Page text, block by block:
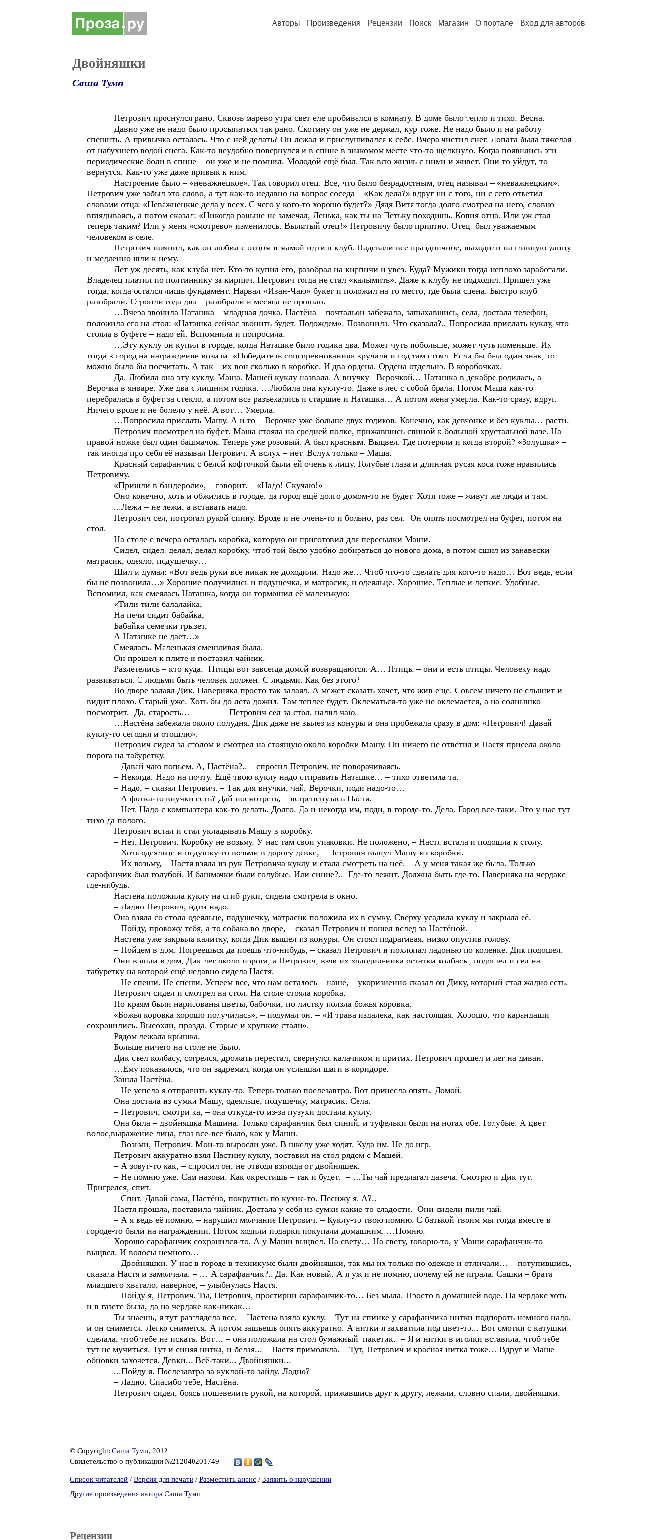
Авторы Произведения Рецензии Поиск Магазин О портале Вход для авторов
Двойняшки
Саша Тумп
Петрович проснулся рано. Сквозь марево утра свет еле пробивался в комнату. В доме было тепло и тихо. Весна.
Давно уже не надо было просыпаться так рано. Скотину он уже не держал, кур тоже. Не надо было и на работу
спешить. А привычка осталась. Что с ней делать? Он лежал и прислушивался к себе. Вчера чистил снег. Лопата была тяжелая
от набухшего водой снега. Как-то неудобно повернулся и в спине в знакомом месте что-то щелкнуло. Когда появились эти
периодические боли в спине – он уже и не помнил. Молодой ещё был. Так всю жизнь с ними и живет. Они то уйдут, то
вернутся. Как-то уже даже привык к ним.
Настроение было – «неважнецкое». Так говорил отец. Все, что было безрадостным, отец называл – «неважнецким».
Петрович уже забыл это слово, а тут как-то недавно на вопрос соседа – «Как дела?» вдруг ни с того, ни с сего ответил
словами отца: «Неважнецкие дела у всех. С чего у кого-то хорошо будет?» Дядя Витя тогда долго смотрел на него, словно
вглядываясь, а потом сказал: «Никогда раньше не замечал, Ленька, как ты на Петьку походишь. Копия отца. Или уж стал
теперь таким? Или у меня «смотрево» изменилось. Вылитый отец!» Петровичу было приятно. Отец был уважаемым
человеком в селе.
Петрович помнил, как он любил с отцом и мамой идти в клуб. Надевали все праздничное, выходили на главную улицу
и медленно шли к нему.
Лет уж десять, как клуба нет. Кто-то купил его, разобрал на кирпичи и увез. Куда? Мужики тогда неплохо заработали.
Владелец платил по полтиннику за кирпич. Петрович тогда не стал «калымить». Даже к клубу не подходил. Пришел уже
тогда, когда остался лишь фундамент. Нарвал «Иван-Чаю» букет и положил на то место, где была сцена. Быстро клуб
разобрали. Строили года два – разобрали и месяца не прошло.
…Вчера звонила Наташка – младшая дочка. Настёна – почтальон забежала, запыхавшись, села, достала телефон,
положила его на стол: «Наташка сейчас звонить будет. Подождем». Позвонила. Что сказала?.. Попросила прислать куклу, что
стояла в буфете – надо ей. Вспомнила и попросила.
…Эту куклу он купил в городе, когда Наташке было годика два. Может чуть побольше, может чуть поменьше. Их
тогда в город на награждение возили. «Победитель соцсоревнования» вручали и год там стоял. Если бы был один знак, то
можно было бы посчитать. А так – их вон сколько в коробке. И два ордена. Ордена отдельно. В коробочках.
Да. Любила она эту куклу. Маша. Машей куклу назвала. А внучку –Верочкой… Наташка в декабре родилась, а
Верочка в январе. Уже два с лишним годика. …Любила она куклу-то. Даже в лес с собой брала. Потом Маша как-то
перебралась в буфет за стекло, а потом все разъехались и старшие и Наташка… А потом жена умерла. Как-то сразу, вдруг.
Ничего вроде и не болело у неё. А вот… Умерла.
…Попросила прислать Машу. А и то – Верочке уже больше двух годиков. Конечно, как девчонке и без куклы… расти.
Петрович посмотрел на буфет. Маша стояла на средней полке, прижавшись спиной к большой хрустальной вазе. На
правой ножке был один башмачок. Теперь уже розовый. А был красным. Выцвел. Где потеряли и когда второй? «Золушка» –
так иногда про себя её называл Петрович. А вслух – нет. Вслух только – Маша.
Красный сарафанчик с белой кофточкой были ей очень к лицу. Голубые глаза и длинная русая коса тоже нравились
Петровичу.
«Пришли в бандероли», – говорит. – «Надо! Скучаю!»
Оно конечно, хоть и обжилась в городе, да город ещё долго домом-то не будет. Хотя тоже – живут же люди и там.
...Лежи – не лежи, а вставать надо.
Петрович сел, потрогал рукой спину. Вроде и не очень-то и больно, раз сел. Он опять посмотрел на буфет, потом на
стол.
На столе с вечера осталась коробка, которую он приготовил для пересылки Маши.
Сидел, сидел, делал, делал коробку, чтоб той было удобно добираться до нового дома, а потом сшил из занавески
матрасик, одеяло, подушечку…
Шил и думал: «Вот ведь руки все никак не доходили. Надо же… Чтоб что-то сделать для кого-то надо… Вот ведь, если
бы не позвонила…» Хорошие получились и подушечка, и матрасик, и одеяльце. Хорошие. Теплые и легкие. Удобные.
Вспомнил, как смеялась Наташка, когда он тормошил её маленькую:
«Тили-тили балалайка,
На печи сидит бабайка,
Бабайка семечки грызет,
А Наташке не дает…»
Смеялась. Маленькая смешливая была.
Он прошел к плите и поставил чайник.
Разлетелись – кто куда. Птицы вот завсегда домой возвращаются. А… Птицы – они и есть птицы. Человеку надо
развиваться. С людьми быть человек должен. С людьми. Как без этого?
Во дворе залаял Дик. Наверняка просто так залаял. А может сказать хочет, что жив еще. Совсем ничего не слышит и
видит плохо. Старый уже. Хоть бы до лета дожил. Там теплее будет. Оклематься-то уже не оклемается, а на солнышко
посмотрит. Да, старость… Петрович сел за стол, налил чаю.
…Настёна забежала около полудня. Дик даже не вылез из конуры и она пробежала сразу в дом: «Петрович! Давай
куклу-то сегодня и отошлю».
Петрович сидел за столом и смотрел на стоящую около коробки Машу. Он ничего не ответил и Настя присела около
порога на табуретку.
– Давай чаю попьем. А, Настёна?.. – спросил Петрович, не поворачиваясь.
– Некогда. Надо на почту. Ещё твою куклу надо отправить Наташке… – тихо ответила та.
– Надо, – сказал Петрович. – Так для внучки, чай, Верочки, поди надо-то…
– А фотка-то внучки есть? Дай посмотреть, – встрепенулась Настя.
– Нет. Надо с компьютера как-то делать. Долго. Да и некогда им, поди, в городе-то. Дела. Город все-таки. Это у нас тут
тихо да полого.
Петрович встал и стал укладывать Машу в коробку.
– Нет, Петрович. Коробку не возьму. У нас там свои упаковки. Не положено, – Настя встала и подошла к столу.
– Хоть одеяльце и подушку-то возьми в дорогу девке, – Петрович вынул Машу из коробки.
– Их возьму, – Настя взяла из рук Петровича куклу и стала смотреть на неё. – А у меня такая же была. Только
сарафанчик был голубой. И башмачки были голубые. Или синие?.. Где-то лежит. Должна быть где-то. Наверняка на чердаке
где-нибудь.
Настена положила куклу на сгиб руки, сидела смотрела в окно.
– Ладно Петрович, идти надо.
Она взяла со стола одеяльце, подушечку, матрасик положила их в сумку. Сверху усадила куклу и закрыла её.
– Пойду, провожу тебя, а то собака во дворе, – сказал Петрович и пошел вслед за Настёной.
Настена уже закрыла калитку, когда Дик вышел из конуры. Он стоял подрагивая, низко опустив голову.
– Пойдем в дом. Погреешься да поешь что-нибудь, – сказал Петрович и похлопал ладонью по коленке. Дик подошел.
Они вошли в дом, Дик лег около порога, а Петрович, взяв их холодильника остатки колбасы, подошел и сел на
табуретку на которой ещё недавно сидела Настя.
– Не спеши. Не спеши. Успеем все, что нам осталось – наше, – укоризненно сказал он Дику, который стал жадно есть.
Петрович сидел и смотрел на стол. На столе стояла коробка.
По краям были нарисованы цветы, бабочки, по листку ползла божья коровка.
«Божья коровка хорошо получилась», – подумал он. – «И трава издалека, как настоящая. Хорошо, что карандаши
сохранились. Высохли, правда. Старые и хрупкие стали».
Рядом лежала крышка.
Больше ничего на столе не было.
Дик съел колбасу, согрелся, дрожать перестал, свернулся калачиком и притих. Петрович прошел и лег на диван.
…Ему показалось, что он задремал, когда он услышал шаги в коридоре.
Зашла Настёна.
– Не успела я отправить куклу-то. Теперь только послезавтра. Вот принесла опять. Домой.
Она достала из сумки Машу, одеяльце, подушечку, матрасик. Села.
– Петрович, смотри ка, – она откуда-то из-за пузухи достала куклу.
Она была – двойняшка Машина. Только сарафанчик был синий, и туфельки были на ногах обе. Голубые. А цвет
волос,выражение лица, глаз все-все было, как у Маши.
– Возьми, Петрович. Мои-то выросли уже. В школу уже ходят. Куда им. Не до игр.
Петрович аккуратно взял Настину куклу, поставил на стол рядом с Машей.
– А зовут-то как, – спросил он, не отводя взгляда от двойняшек.
– Не помню уже. Сам назови. Как окрестишь – так и будет. – …Ты чай предлагал давеча. Смотрю и Дик тут.
Пригрелся, спит.
– Спит. Давай сама, Настёна, покрутись по кухне-то. Посижу я. А?..
Настя прошла, поставила чайник. Достала у себя из сумки какие-то сладости. Они сидели пили чай.
– А я ведь её помню, – нарушил молчание Петрович. – Куклу-то твою помню. С батькой твоим мы тогда вместе в
городе-то были на награждении. Потом ходили подарки покупали домашним. …Помню.
Хорошо сарафанчик сохранился-то. А у Маши выцвел. На свету… На свету, говорю-то, у Маши сарафанчик-то
выцвел. И волосы немного…
– Двойняшки. У нас в городе в техникуме были двойняшки, так мы их только по одежде и отличали… – потупившись,
сказала Настя и замолчала. – … А сарафанчик?.. Да. Как новый. А я уж и не помню, почему ей не играла. Сашки – брата
младшего хватало, наверное, – улыбнулась Настя.
– Пойду я, Петрович. Ты, Петрович, простирни сарафанчик-то… Без мыла. Просто в домашней воде. На чердаке хоть
и в газете была, да на чердаке как-никак…
Ты знаешь, я тут разглядела все, – Настена взяла куклу. – Тут на спинке у сарафанчика нитки подпороть немного надо,
и он снимется. Легко снимется. А потом зашьешь опять аккуратно. А нитки я захватила под цвет-то... Вот смотки с катушки
сделала, чтоб тебе не искать. Вот… – она положила на стол бумажный пакетик. – Я и нитки в иголки вставила, чтоб тебе
тут не мучиться. Тут и синяя нитка, и белая... – Настя примолкла. – Тут, Петрович и красная нитка тоже… Вдруг и Маше
обновки захочется. Девки... Всё-таки... Двойняшки...
...Пойду я. Послезавтра за куклой-то зайду. Ладно?
– Ладно. Спасибо тебе, Настёна.
Петрович сидел, боясь пошевелить рукой, на которой, прижавшись друг к другу, лежали, словно спали, двойняшки.
© Copyright: Саша Тумп, 2012
Свидетельство о публикации №212040201749
Список читателей / Версия для печати / Разместить анонс / Заявить о нарушении
Другие произведения автора Саша Тумп
Рецензии